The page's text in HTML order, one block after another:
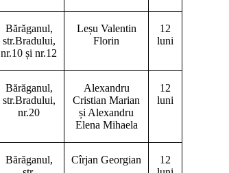
Bărăganul,
str.Bradului,
nr.10 și nr.12
Leșu Valentin
Florin
12
luni
Bărăganul,
str.Bradului,
nr.20
Alexandru
Cristian Marian
și Alexandru
Elena Mihaela
12
luni
Bărăganul,
Cîrjan Georgian
12